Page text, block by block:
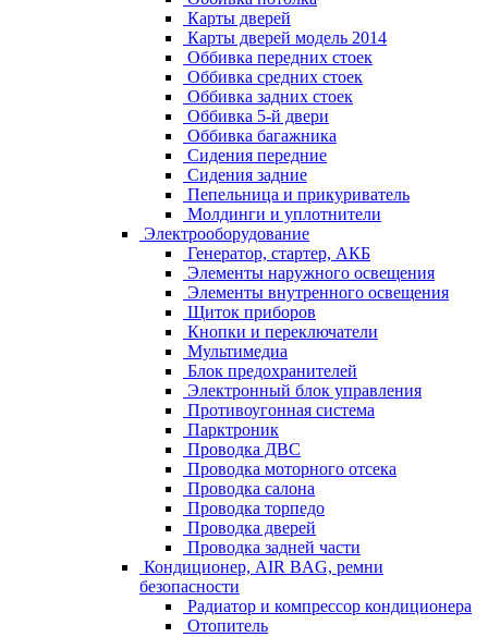
Карты дверей
Карты дверей модель 2014
Оббивка передних стоек
Оббивка средних стоек
Оббивка задних стоек
Оббивка 5-й двери
Оббивка багажника
Сидения передние
Сидения задние
Пепельница и прикуриватель
Молдинги и уплотнители
Электрооборудование
Генератор, стартер, АКБ
Элементы наружного освещения
Элементы внутренного освещения
Щиток приборов
Кнопки и переключатели
Мультимедиа
Блок предохранителей
Электронный блок управления
Противоугонная система
Парктроник
Проводка ДВС
Проводка моторного отсека
Проводка салона
Проводка торпедо
Проводка дверей
Проводка задней части
Кондиционер, AIR BAG, ремни
безопасности
Радиатор и компрессор кондиционера
Отопитель